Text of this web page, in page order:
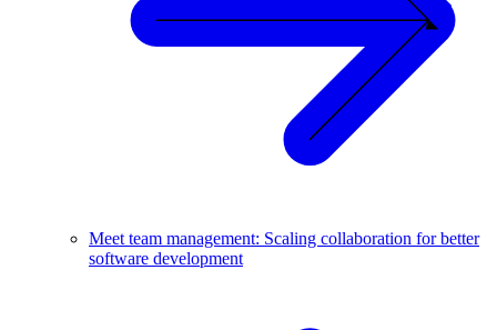
Meet team management: Scaling collaboration for better
software development